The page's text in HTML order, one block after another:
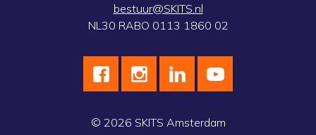
bestuur@SKITS.nl
NL30 RABO 0113 1860 02
© 2026 SKITS Amsterdam